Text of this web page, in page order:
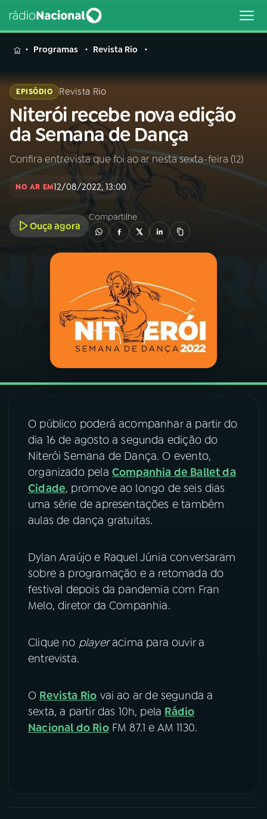
MENU
Buscar
na
Rádio
Nacional
Buscar
AO VIVO
01INÍCIO
A RÁDIO
PROGRAMAÇÃO
PROGRAMAS
07ÚLTIMAS
08FESTIVAL DE MÚSICA
ACOMPANHE A RÁDIO NACIONAL
YouTube Facebook
Instagram X
Programas Revista Rio
EPISÓDIO Revista Rio
Niterói recebe nova edição
da Semana de Dança
Confira entrevista que foi ao ar nesta sexta-feira (12)
NO AR EM12/08/2022, 13:00
Ouça agora
Compartilhe
O público poderá acompanhar a partir do
dia 16 de agosto a segunda edição do
Niterói Semana de Dança. O evento,
organizado pela Companhia de Ballet da
Cidade, promove ao longo de seis dias
uma série de apresentações e também
aulas de dança gratuitas.
Dylan Araújo e Raquel Júnia conversaram
sobre a programação e a retomada do
festival depois da pandemia com Fran
Melo, diretor da Companhia.
Clique no playeracima para ouvir a
entrevista.
O Revista Rio vai ao ar de segunda a
sexta, a partir das 10h, pela Rádio
Nacional do RioFM 87.1 e AM 1130.